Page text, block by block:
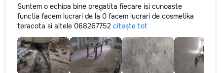
Suntem o echipa bine pregatita fiecare isi cunoaste
functia facem lucrari de la 0 facem lucrari de cosmetika
teracota si altele 068267752 citește tot